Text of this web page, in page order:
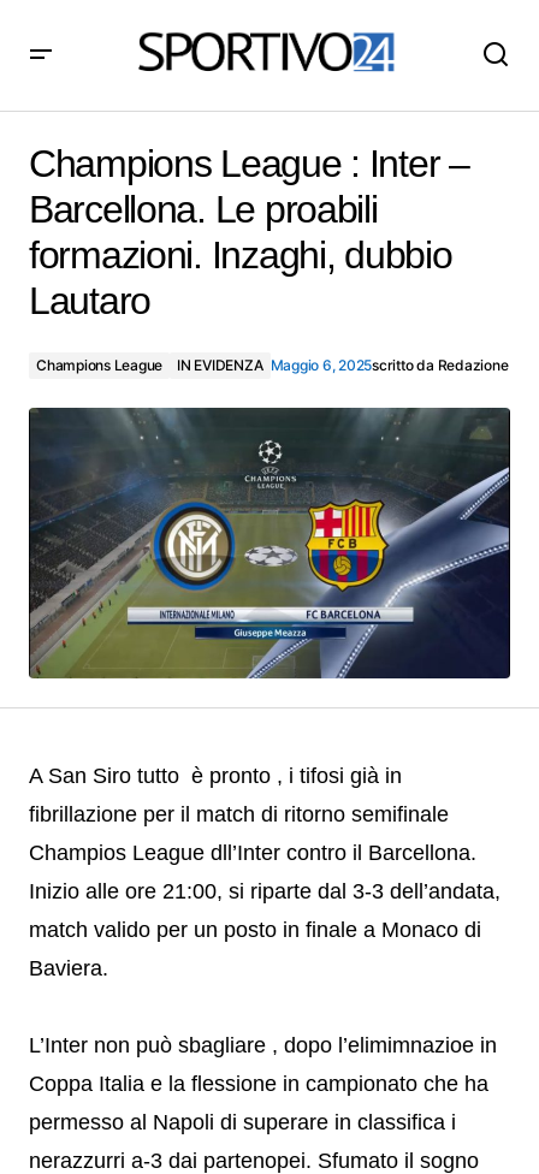
formazioni. Inzaghi, dubbio Lautaro
Champions League : Inter –
Barcellona. Le proabili
formazioni. Inzaghi, dubbio
Lautaro
Champions League IN EVIDENZA Maggio 6, 2025scritto da Redazione
A San Siro tutto è pronto , i tifosi già in
fibrillazione per il match di ritorno semifinale
Champios League dll’Inter contro il Barcellona.
Inizio alle ore 21:00, si riparte dal 3-3 dell’andata,
match valido per un posto in finale a Monaco di
Baviera.
L’Inter non può sbagliare , dopo l’elimimnazioe in
Coppa Italia e la flessione in campionato che ha
permesso al Napoli di superare in classifica i
nerazzurri a-3 dai partenopei. Sfumato il sogno